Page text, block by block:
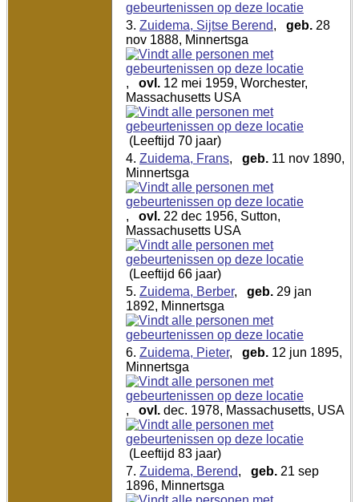
3. Zuidema, Sijtse Berend, geb. 28
nov 1888, Minnertsga
, ovl. 12 mei 1959, Worchester,
Massachusetts USA
(Leeftijd 70 jaar)
4. Zuidema, Frans, geb. 11 nov 1890,
Minnertsga
, ovl. 22 dec 1956, Sutton,
Massachusetts USA
(Leeftijd 66 jaar)
5. Zuidema, Berber, geb. 29 jan
1892, Minnertsga
6. Zuidema, Pieter, geb. 12 jun 1895,
Minnertsga
, ovl. dec. 1978, Massachusetts, USA
(Leeftijd 83 jaar)
7. Zuidema, Berend, geb. 21 sep
1896, Minnertsga